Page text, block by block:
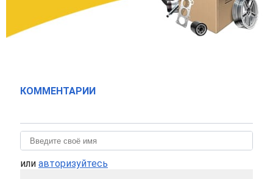
КОММЕНТАРИИ
или авторизуйтесь